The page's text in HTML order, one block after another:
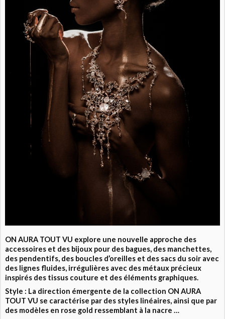
ON AURA TOUT VU explore une nouvelle approche des
accessoires et des bijoux pour des bagues, des manchettes,
des pendentifs, des boucles d’oreilles et des sacs du soir avec
des lignes fluides, irrégulières avec des métaux précieux
inspirés des tissus couture et des éléments graphiques.
Style : La direction émergente de la collection ON AURA
TOUT VU se caractérise par des styles linéaires, ainsi que par
des modèles en rose gold ressemblant à la nacre …